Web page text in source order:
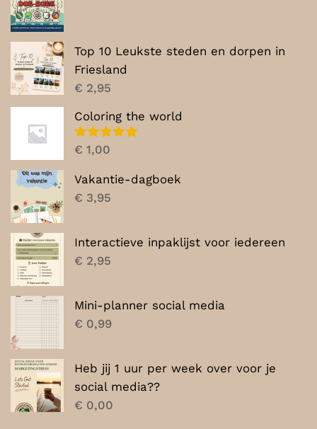
Top 10 Leukste steden en dorpen in
Friesland
€ 2,95
Coloring the world
Gewaardeerd
5.00
€ 1,00
Vakantie-dagboek
€ 3,95
Interactieve inpaklijst voor iedereen
€ 2,95
Mini-planner social media
€ 0,99
Heb jij 1 uur per week over voor je
social media??
€ 0,00